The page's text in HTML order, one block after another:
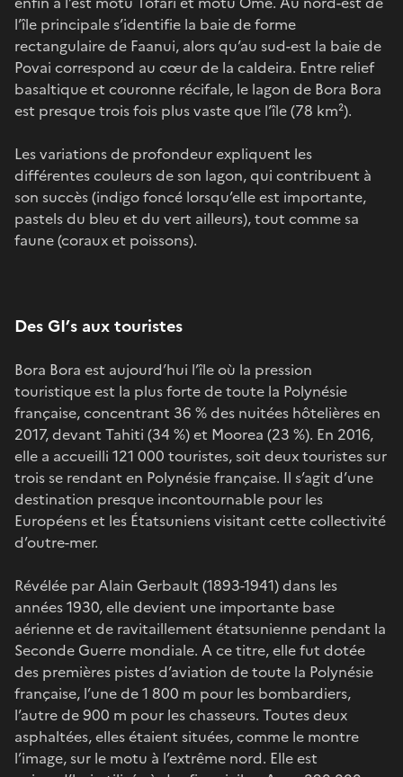
l’île principale s’identifie la baie de forme
rectangulaire de Faanui, alors qu’au sud-est la baie de
Povai correspond au cœur de la caldeira. Entre relief
basaltique et couronne récifale, le lagon de Bora Bora
est presque trois fois plus vaste que l’île (78 km²).
Les variations de profondeur expliquent les
différentes couleurs de son lagon, qui contribuent à
son succès (indigo foncé lorsqu’elle est importante,
pastels du bleu et du vert ailleurs), tout comme sa
faune (coraux et poissons).
Des GI’s aux touristes
Bora Bora est aujourd’hui l’île où la pression
touristique est la plus forte de toute la Polynésie
française, concentrant 36 % des nuitées hôtelières en
2017, devant Tahiti (34 %) et Moorea (23 %). En 2016,
elle a accueilli 121 000 touristes, soit deux touristes sur
trois se rendant en Polynésie française. Il s’agit d’une
destination presque incontournable pour les
Européens et les Étatsuniens visitant cette collectivité
d’outre-mer.
Révélée par Alain Gerbault (1893-1941) dans les
années 1930, elle devient une importante base
aérienne et de ravitaillement étatsunienne pendant la
Seconde Guerre mondiale. A ce titre, elle fut dotée
des premières pistes d’aviation de toute la Polynésie
française, l’une de 1 800 m pour les bombardiers,
l’autre de 900 m pour les chasseurs. Toutes deux
asphaltées, elles étaient situées, comme le montre
l’image, sur le motu à l’extrême nord. Elle est